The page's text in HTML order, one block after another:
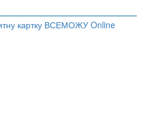
картку ВСЕМОЖУ Online